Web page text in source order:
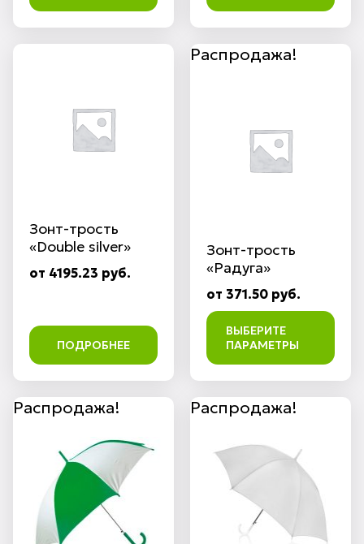
Зонт-трость
«Double silver»
от 4195.23 руб.
ПОДРОБНЕЕ
Распродажа!
Зонт-трость
«Радуга»
от 371.50 руб.
ВЫБЕРИТЕ
ПАРАМЕТРЫ
Распродажа! Распродажа!